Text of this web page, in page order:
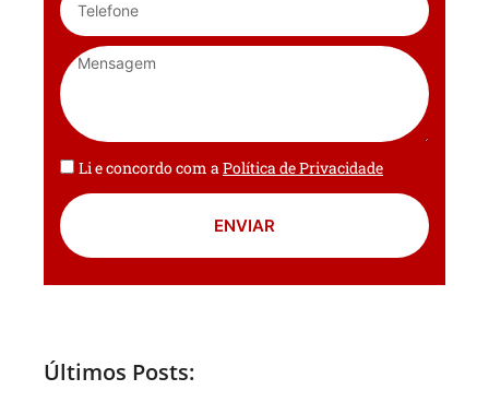
Li e concordo com aPolítica de Privacidade
ENVIAR
Últimos Posts: